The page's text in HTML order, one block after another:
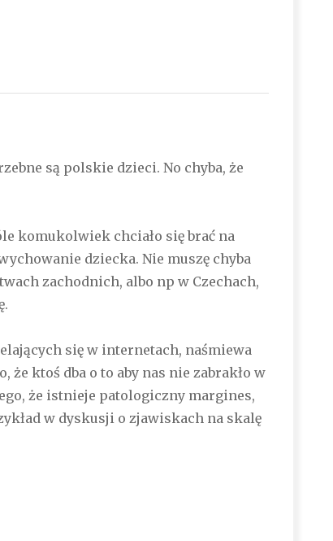
są polskie dzieci. No chyba, że
komukolwiek chciało się brać na
dziecka. Nie muszę chyba
zachodnich, albo np w Czechach,
się w internetach, naśmiewa
że ktoś dba o to aby nas nie zabrakło w
że istnieje patologiczny margines,
w dyskusji o zjawiskach na skalę